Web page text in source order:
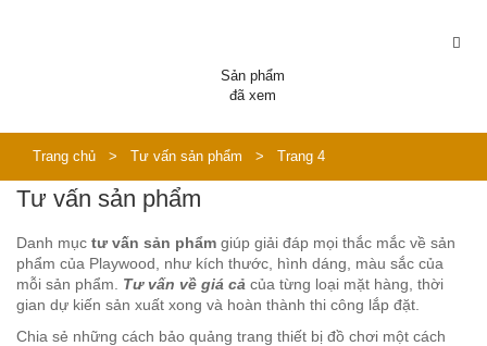
Sản phẩm
đã xem
Trang chủ > Tư vấn sản phẩm > Trang 4
Tư vấn sản phẩm
Danh mục tư vấn sản phẩm giúp giải đáp mọi thắc mắc về sản
phẩm của Playwood, như kích thước, hình dáng, màu sắc của
mỗi sản phẩm. Tư vấn về giá cả của từng loại mặt hàng, thời
gian dự kiến sản xuất xong và hoàn thành thi công lắp đặt.
Chia sẻ những cách bảo quảng trang thiết bị đồ chơi một cách